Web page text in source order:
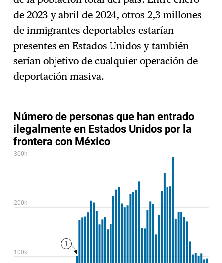
de 2023 y abril de 2024, otros 2,3 millones
de inmigrantes deportables estarían
presentes en Estados Unidos y también
serían objetivo de cualquier operación de
deportación masiva.